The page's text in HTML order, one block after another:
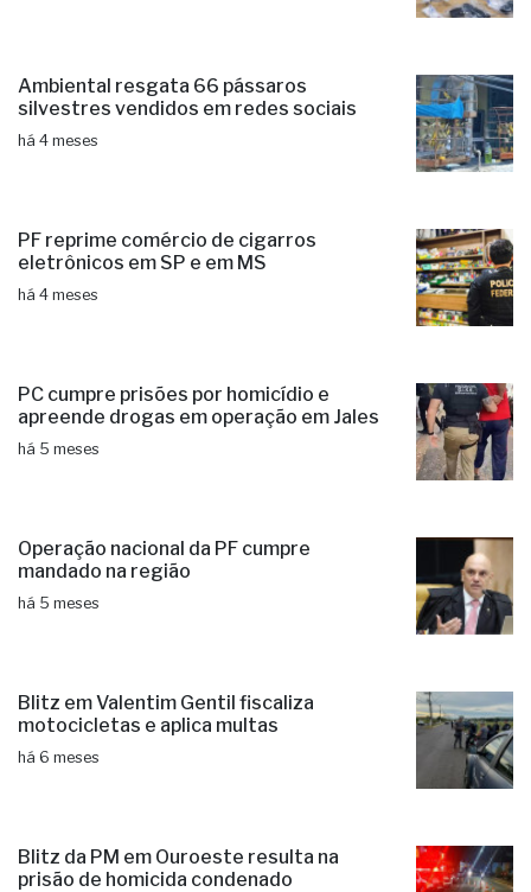
Ambiental resgata 66 pássaros
silvestres vendidos em redes sociais
há 4 meses
PF reprime comércio de cigarros
eletrônicos em SP e em MS
há 4 meses
PC cumpre prisões por homicídio e
apreende drogas em operação em Jales
há 5 meses
Operação nacional da PF cumpre
mandado na região
há 5 meses
Blitz em Valentim Gentil fiscaliza
motocicletas e aplica multas
há 6 meses
Blitz da PM em Ouroeste resulta na
prisão de homicida condenado